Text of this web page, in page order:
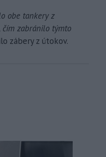
obe tankery z
zabránilo týmto
zábery z útokov.